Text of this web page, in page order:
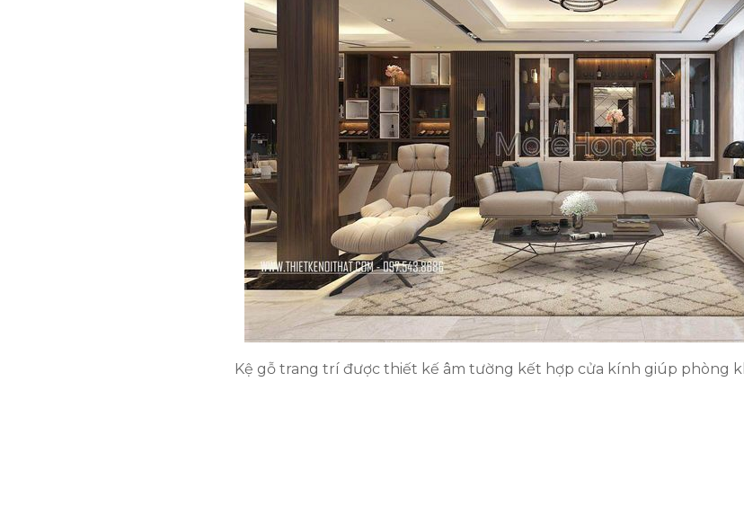
Kệ gỗ trang trí được thiết kế âm tường kết hợp cửa kính giúp phòng